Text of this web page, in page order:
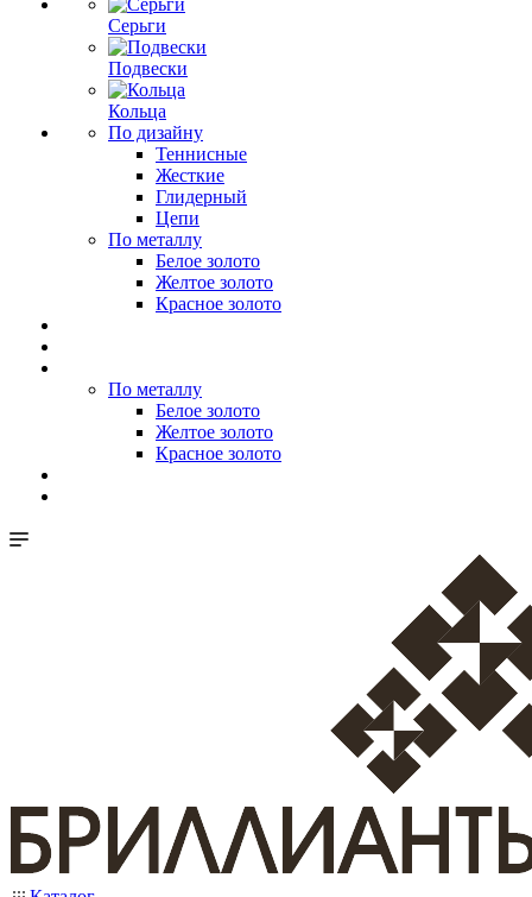
Серьги
Подвески
Кольца
По дизайну
Теннисные
Жесткие
Глидерный
Цепи
По металлу
Белое золото
Желтое золото
Красное золото
По металлу
Белое золото
Желтое золото
Красное золото